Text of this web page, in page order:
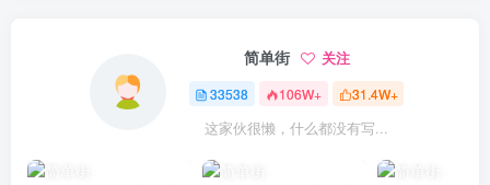
简单街 关注
33538 106W+ 31.4W+
这家伙很懒，什么都没有写...